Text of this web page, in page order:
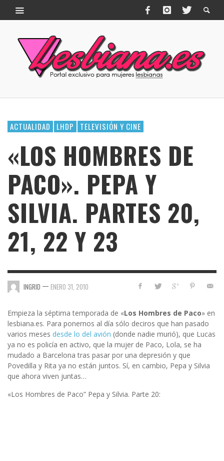
ACTUALIDAD LHDP TELEVISIÓN Y CINE
«LOS HOMBRES DE
PACO». PEPA Y
SILVIA. PARTES 20,
21, 22 Y 23
INGRID — ENERO 31, 2010
Empieza la séptima temporada de «Los Hombres de Paco» en
lesbiana.es. Para ponernos al día sólo deciros que han pasado
varios meses desde lo del avión (donde nadie murió), que Lucas
ya no es policía en activo, que la mujer de Paco, Lola, se ha
mudado a Barcelona tras pasar por una depresión y que
Povedilla y Rita ya no están juntos. Sí, en cambio, Pepa y Silvia
que ahora viven juntas…
«Los Hombres de Paco” Pepa y Silvia. Parte 20: